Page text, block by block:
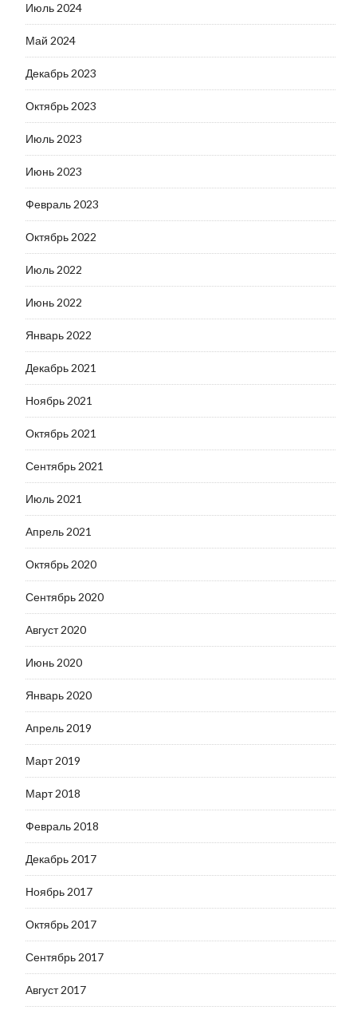
Июль 2024
Май 2024
Декабрь 2023
Октябрь 2023
Июль 2023
Июнь 2023
Февраль 2023
Октябрь 2022
Июль 2022
Июнь 2022
Январь 2022
Декабрь 2021
Ноябрь 2021
Октябрь 2021
Сентябрь 2021
Июль 2021
Апрель 2021
Октябрь 2020
Сентябрь 2020
Август 2020
Июнь 2020
Январь 2020
Апрель 2019
Март 2019
Март 2018
Февраль 2018
Декабрь 2017
Ноябрь 2017
Октябрь 2017
Сентябрь 2017
Август 2017